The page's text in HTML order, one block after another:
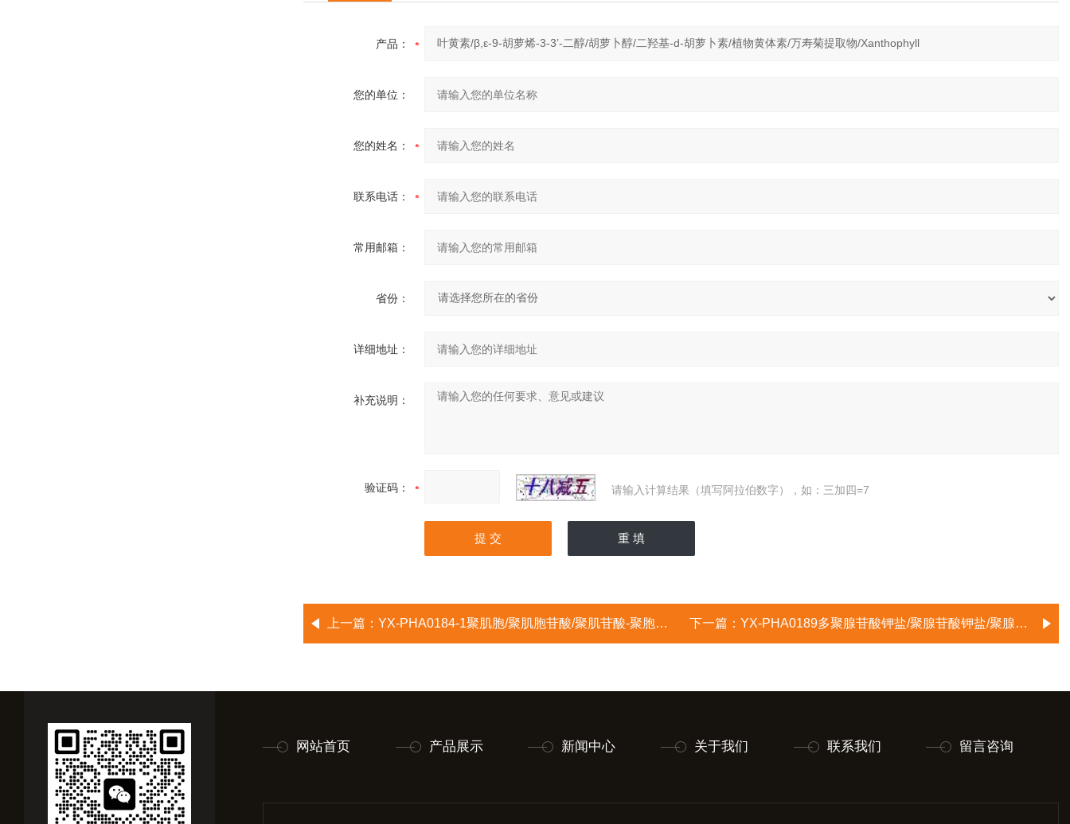
产品：
您的单位：
您的姓名：
联系电话：
常用邮箱：
省份：
详细地址：
补充说明：
验证码： 请输入计算结果（填写阿拉伯数字），如：三加四=7
上一篇： YX-PHA0184-1聚肌胞/聚肌胞苷酸/聚肌苷酸-聚胞苷酸/聚肌胞甙酸/双链聚肌胞/Polyinosinic acid-polycytidylic acid 下一篇： YX-PHA0189多聚腺苷酸钾盐/聚腺苷酸钾盐/聚腺嘌呤酸钾盐/Poly(A) potassium salt
网站首页 产品展示 新闻中心 关于我们 联系我们 留言咨询